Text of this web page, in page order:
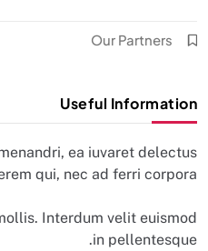
Our Partners
Useful Information
ea iuvaret delectus
qui, nec ad ferri corpora.
Interdum velit euismod
in pellentesque.